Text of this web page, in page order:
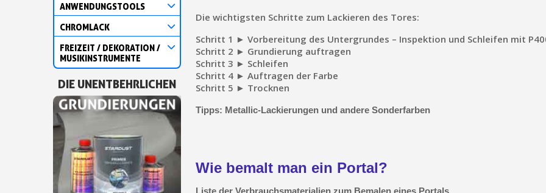
10€ Einkaufsgutschein
ANWENDUNGSTOOLS
CHROMLACK
FREIZEIT / DEKORATION /
MUSIKINSTRUMENTE
DIE UNENTBEHRLICHEN
Die wichtigsten Schritte zum Lackieren des Tores:
Schritt 1 ► Vorbereitung des Untergrundes – Inspektion und Schleifen mit
Schritt 2 ► Grundierung auftragen
Schritt 3 ► Schleifen
Schritt 4 ► Auftragen der Farbe
Schritt 5 ► Trocknen
Tipps: Metallic-Lackierungen und andere Sonderfarben
Wie bemalt man ein Portal?